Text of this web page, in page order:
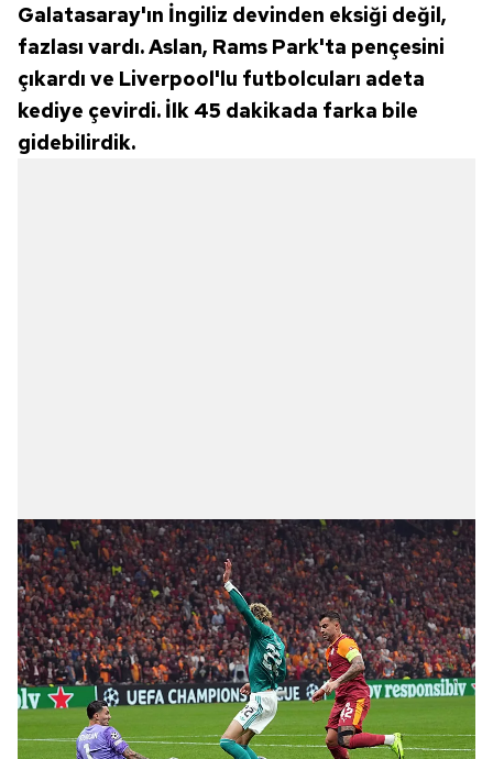
Galatasaray'ın İngiliz devinden eksiği değil,
fazlası vardı. Aslan, Rams Park'ta pençesini
çıkardı ve Liverpool'lu futbolcuları adeta
kediye çevirdi. İlk 45 dakikada farka bile
gidebilirdik.